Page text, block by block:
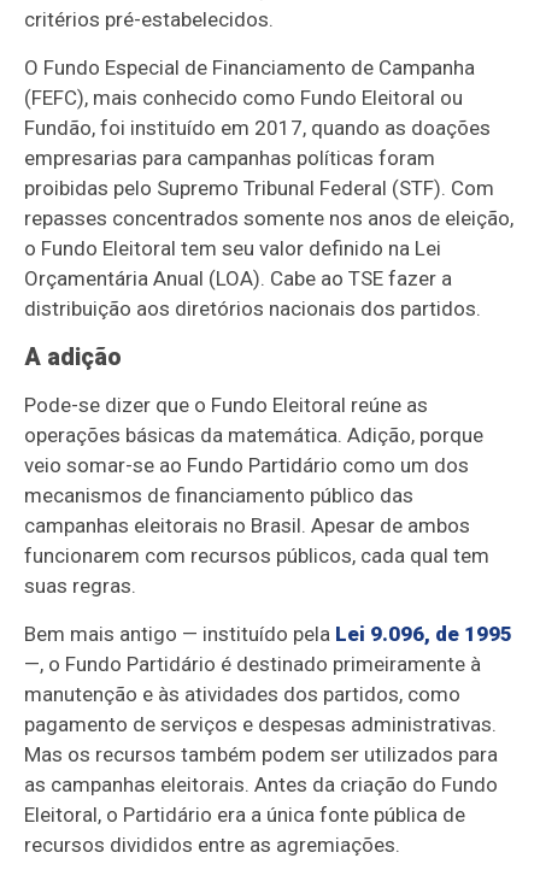
critérios pré-estabelecidos.
O Fundo Especial de Financiamento de Campanha
(FEFC), mais conhecido como Fundo Eleitoral ou
Fundão, foi instituído em 2017, quando as doações
empresarias para campanhas políticas foram
proibidas pelo Supremo Tribunal Federal (STF). Com
repasses concentrados somente nos anos de eleição,
o Fundo Eleitoral tem seu valor definido na Lei
Orçamentária Anual (LOA). Cabe ao TSE fazer a
distribuição aos diretórios nacionais dos partidos.
A adição
Pode-se dizer que o Fundo Eleitoral reúne as
operações básicas da matemática. Adição, porque
veio somar-se ao Fundo Partidário como um dos
mecanismos de financiamento público das
campanhas eleitorais no Brasil. Apesar de ambos
funcionarem com recursos públicos, cada qual tem
suas regras.
Bem mais antigo — instituído pela Lei 9.096, de 1995
—, o Fundo Partidário é destinado primeiramente à
manutenção e às atividades dos partidos, como
pagamento de serviços e despesas administrativas.
Mas os recursos também podem ser utilizados para
as campanhas eleitorais. Antes da criação do Fundo
Eleitoral, o Partidário era a única fonte pública de
recursos divididos entre as agremiações.